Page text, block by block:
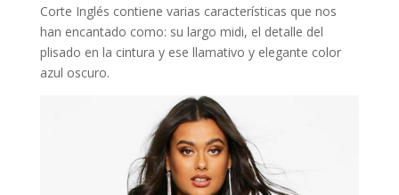
Corte Inglés contiene varias características que nos
han encantado como: su largo midi, el detalle del
plisado en la cintura y ese llamativo y elegante color
azul oscuro.